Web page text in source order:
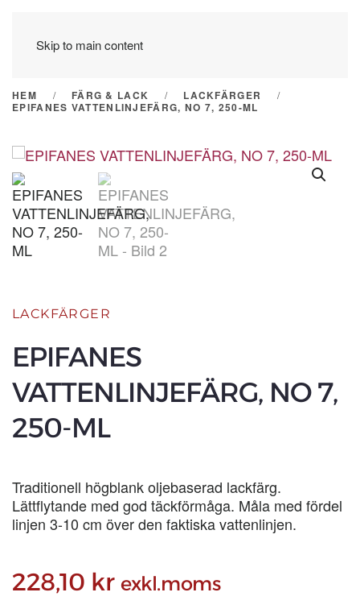
Skip to main content
HEM FÄRG & LACK
LACKFÄRGER
EPIFANES VATTENLINJEFÄRG, NO 7, 250-ML
LACKFÄRGER
EPIFANES
VATTENLINJEFÄRG, NO 7,
250-ML
Traditionell högblank oljebaserad lackfärg.
Lättflytande med god täckförmåga. Måla med fördel
linjen 3-10 cm över den faktiska vattenlinjen.
228,10 kr exkl.moms